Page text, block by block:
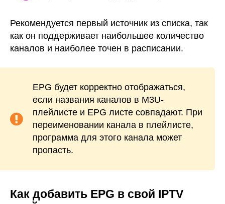
Рекомендуется первый источник из списка, так
как он поддерживает наибольшее количество
каналов и наиболее точен в расписании.
EPG будет корректно отображаться,
если названия каналов в M3U-
плейлисте и EPG листе совпадают. При
переименовании канала в плейлисте,
программа для этого канала может
пропасть.
Как добавить EPG в свой IPTV